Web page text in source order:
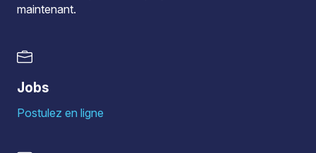
maintenant.
Jobs
Postulez en ligne